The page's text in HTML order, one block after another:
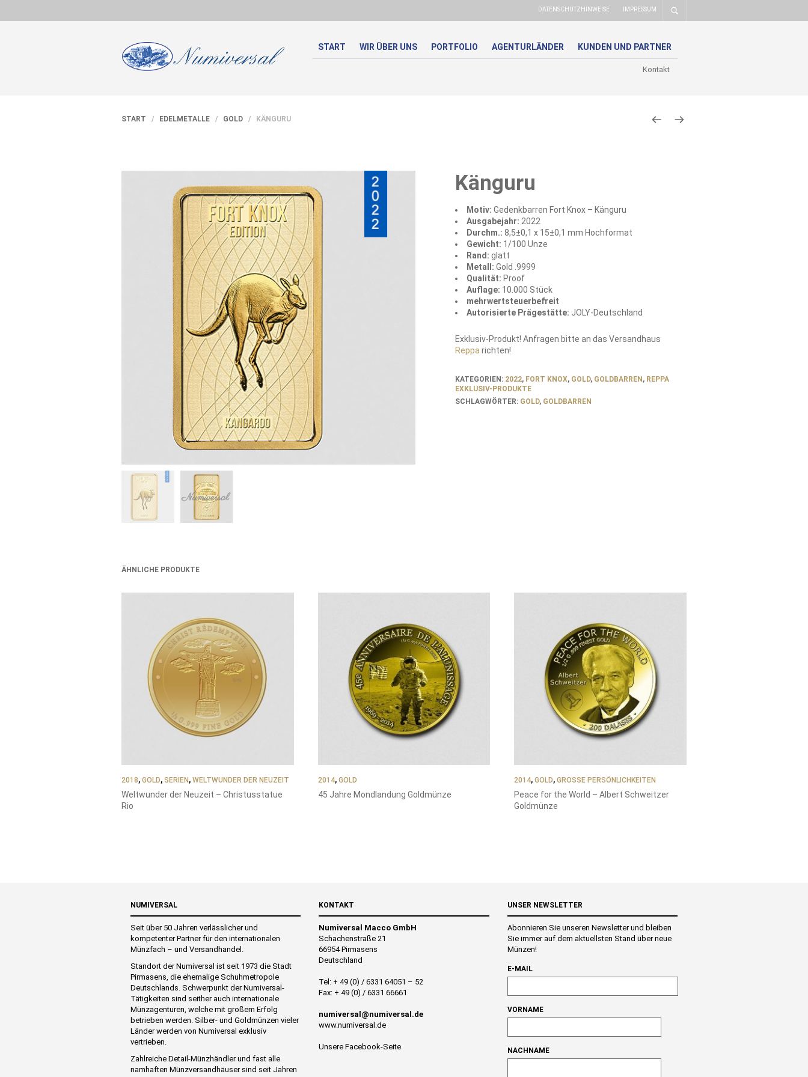
DATENSCHUTZHINWEISE IMPRESSUM
START WIR ÜBER UNS PORTFOLIO AGENTURLÄNDER KUNDEN UND PARTNER
Kontakt
START / EDELMETALLE / GOLD / KÄNGURU
Känguru
Motiv: Gedenkbarren Fort Knox – Känguru
Ausgabejahr: 2022
Durchm.: 8,5±0,1 x 15±0,1 mm Hochformat
Gewicht: 1/100 Unze
Rand: glatt
Metall: Gold .9999
Qualität: Proof
Auflage: 10.000 Stück
mehrwertsteuerbefreit
Autorisierte Prägestätte: JOLY-Deutschland
Exklusiv-Produkt! Anfragen bitte an das Versandhaus
Reppa richten!
KATEGORIEN: 2022, FORT KNOX, GOLD, GOLDBARREN , REPPA
EXKLUSIV-PRODUKTE
SCHLAGWÖRTER: GOLD, GOLDBARREN
ÄHNLICHE PRODUKTE
2018, GOLD, SERIEN , WELTWUNDER DER NEUZEIT
Weltwunder der Neuzeit – Christusstatue
Rio
2014, GOLD
45 Jahre Mondlandung Goldmünze
2014,GOLD,GROSSE PERSÖNLICHKEITEN
Peace for the World – Albert Schweitzer
Goldmünze
NUMIVERSAL
Seit über 50 Jahren verlässlicher und
kompetenter Partner für den internationalen
Münzfach – und Versandhandel.
Standort der Numiversal ist seit 1973 die Stadt
Pirmasens, die ehemalige Schuhmetropole
Deutschlands. Schwerpunkt der Numiversal-
Tätigkeiten sind seither auch internationale
Münzagenturen, welche mit großem Erfolg
betrieben werden. Silber- und Goldmünzen vieler
Länder werden von Numiversal exklusiv
vertrieben.
Zahlreiche Detail-Münzhändler und fast alle
namhaften Münzversandhäuser sind seit Jahren
KONTAKT
Numiversal Macco GmbH
Schachenstraße 21
66954 Pirmasens
Deutschland
Tel: + 49 (0) / 6331 64051 – 52
Fax: + 49 (0) / 6331 66661
numiversal@numiversal.de
www.numiversal.de
Unsere Facebook-Seite
UNSER NEWSLETTER
Abonnieren Sie unseren Newsletter und bleiben
Sie immer auf dem aktuellsten Stand über neue
Münzen!
E-MAIL
VORNAME
NACHNAME